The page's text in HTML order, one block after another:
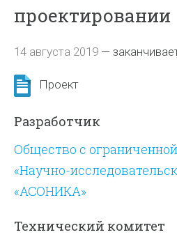
проектировании
14 августа 2019 —
Проект
Разработчик
Общество с
«Научно-
«АСОНИКА»
Технический комитет